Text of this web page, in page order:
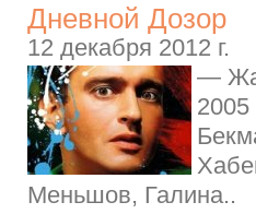
Дневной Дозор
12 декабря 2012 г.
—
Меньшов, Галина..